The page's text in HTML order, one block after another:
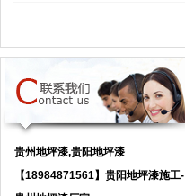
贵州地坪漆,贵阳地坪漆
【18984871561】贵阳地坪漆施工-